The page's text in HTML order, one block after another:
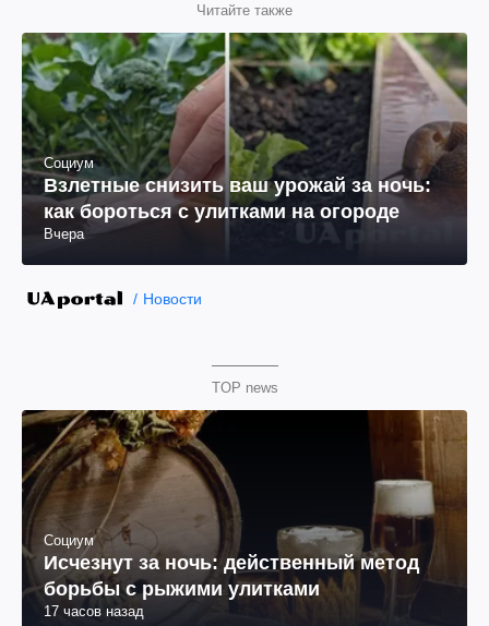
Читайте также
Социум
Взлетные снизить ваш урожай за ночь:
как бороться с улитками на огороде
Вчера
Новости
TOP news
Социум
Исчезнут за ночь: действенный метод
борьбы с рыжими улитками
17 часов назад